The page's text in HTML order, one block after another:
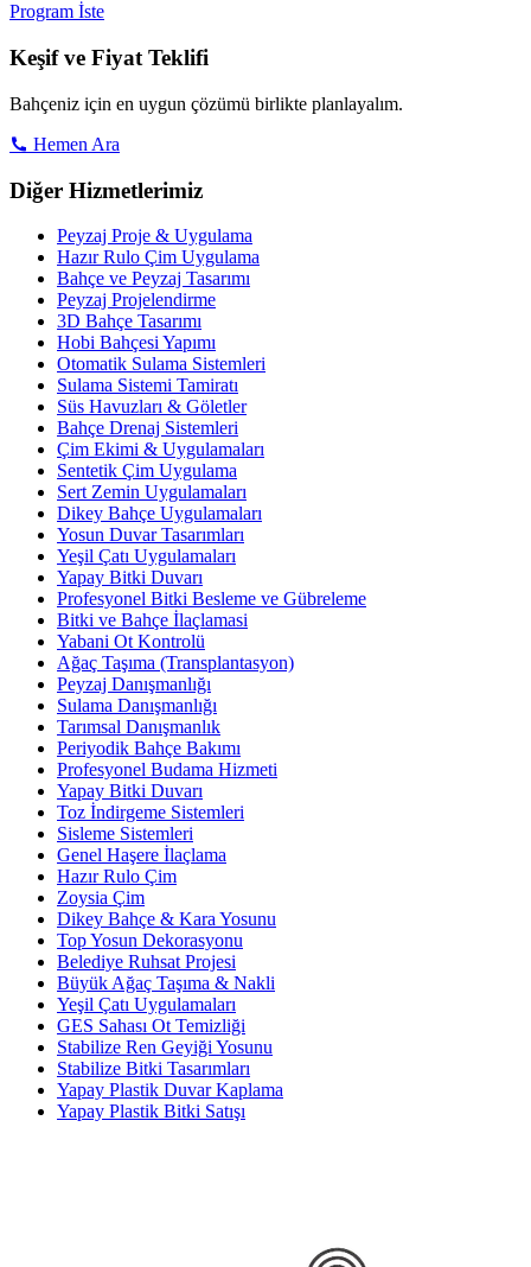
Program İste
Keşif ve Fiyat Teklifi
Bahçeniz için en uygun çözümü birlikte planlayalım.
Hemen Ara
Diğer Hizmetlerimiz
Peyzaj Proje & Uygulama
Hazır Rulo Çim Uygulama
Bahçe ve Peyzaj Tasarımı
Peyzaj Projelendirme
3D Bahçe Tasarımı
Hobi Bahçesi Yapımı
Otomatik Sulama Sistemleri
Sulama Sistemi Tamiratı
Süs Havuzları & Göletler
Bahçe Drenaj Sistemleri
Çim Ekimi & Uygulamaları
Sentetik Çim Uygulama
Sert Zemin Uygulamaları
Dikey Bahçe Uygulamaları
Yosun Duvar Tasarımları
Yeşil Çatı Uygulamaları
Yapay Bitki Duvarı
Profesyonel Bitki Besleme ve Gübreleme
Bitki ve Bahçe İlaçlamasi
Yabani Ot Kontrolü
Ağaç Taşıma (Transplantasyon)
Peyzaj Danışmanlığı
Sulama Danışmanlığı
Tarımsal Danışmanlık
Periyodik Bahçe Bakımı
Profesyonel Budama Hizmeti
Yapay Bitki Duvarı
Toz İndirgeme Sistemleri
Sisleme Sistemleri
Genel Haşere İlaçlama
Hazır Rulo Çim
Zoysia Çim
Dikey Bahçe & Kara Yosunu
Top Yosun Dekorasyonu
Belediye Ruhsat Projesi
Büyük Ağaç Taşıma & Nakli
Yeşil Çatı Uygulamaları
GES Sahası Ot Temizliği
Stabilize Ren Geyiği Yosunu
Stabilize Bitki Tasarımları
Yapay Plastik Duvar Kaplama
Yapay Plastik Bitki Satışı